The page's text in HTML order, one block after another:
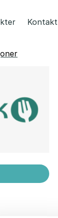
Kontakt